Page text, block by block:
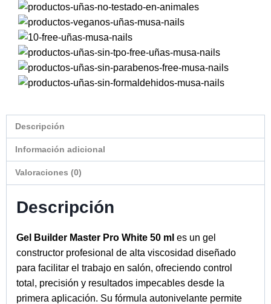
Descripción
Información adicional
Valoraciones (0)
Descripción
Gel Builder Master Pro White 50 ml es un gel
constructor profesional de alta viscosidad diseñado
para facilitar el trabajo en salón, ofreciendo control
total, precisión y resultados impecables desde la
primera aplicación. Su fórmula autonivelante permite